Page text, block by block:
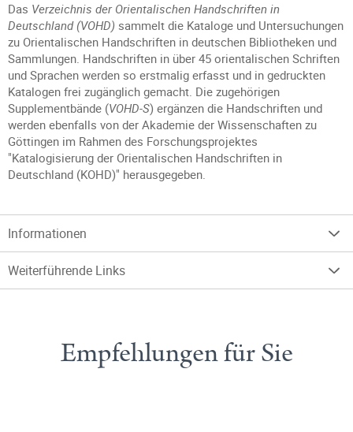
Das Verzeichnis der Orientalischen Handschriften in
Deutschland (VOHD) sammelt die Kataloge und Untersuchungen
zu Orientalischen Handschriften in deutschen Bibliotheken und
Sammlungen. Handschriften in über 45 orientalischen Schriften
und Sprachen werden so erstmalig erfasst und in gedruckten
Katalogen frei zugänglich gemacht. Die zugehörigen
Supplementbände (VOHD-S) ergänzen die Handschriften und
werden ebenfalls von der Akademie der Wissenschaften zu
Göttingen im Rahmen des Forschungsprojektes
"Katalogisierung der Orientalischen Handschriften in
Deutschland (KOHD)" herausgegeben.
Informationen
Weiterführende Links
Empfehlungen für Sie